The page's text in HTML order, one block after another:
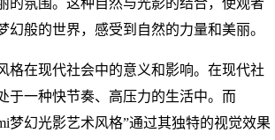
幻般的世界，感受到自然的力量和美丽。
格在现代社会中的意义和影响。在现代社
于一种快节奏、高压力的生活中。而
梦幻光影艺术风格”通过其独特的视觉效果